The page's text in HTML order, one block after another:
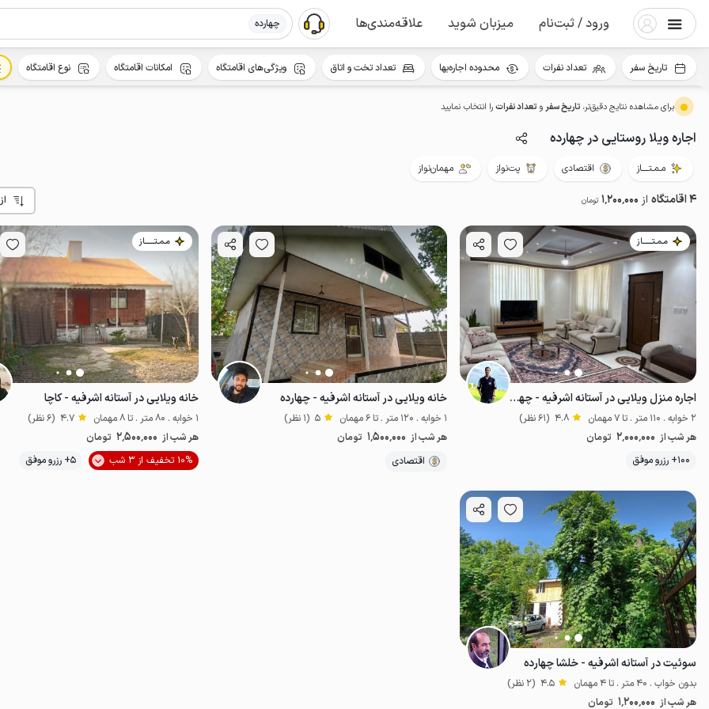
ورود / ثبت‌نام میزبان شوید علاقه‌مندی‌ها چهارده
برای مشاهده نتایج دقیق‌تر، تاریخ سفرو تعداد نفراترا انتخاب نمایید
اجاره ویلا روستایی در چهارده
مـمـتــــاز اقتصادی پت‌نواز مهمان‌نواز
4 اقامتگاه از 1٬200٬000 تومان
مـمـتــــــاز
اجاره منزل ویلایی در آستانه اشرفیه - چهارده
2 خوابه . 110 متر . تا 7 مهمان 4.8 (61 نظر)
هر شب از 2٬000٬000 تومان
100+ رزرو موفق
موقعیت در نقشه
خانه ویلایی در آستانه اشرفیه - چهارده
1 خوابه . 120 متر . تا 6 مهمان 5 (1 نظر)
هر شب از 1٬500٬000 تومان
اقتصادی
موقعیت در نقشه
مـمـتــــــاز
خانه ویلایی در آستانه اشرفیه - کاچا
1 خوابه . 80 متر . تا 8 مهمان 4.7 (6 نظر)
هر شب از 2٬500٬000 تومان
10% تخفیف از 3 شب
5+ رزرو موفق
سوئیت در آستانه اشرفیه - خلشا چهارده
بدون خواب . 40 متر . تا 4 مهمان 4.5 (2 نظر)
هر شب از 1٬200٬000 تومان
تاریخ سفر تعداد نفرات محدوده اجاره‌بها تعداد تخت و اتاق ویژگی‌های اقامتگاه امکانات اقامتگاه نوع اقامتگاه